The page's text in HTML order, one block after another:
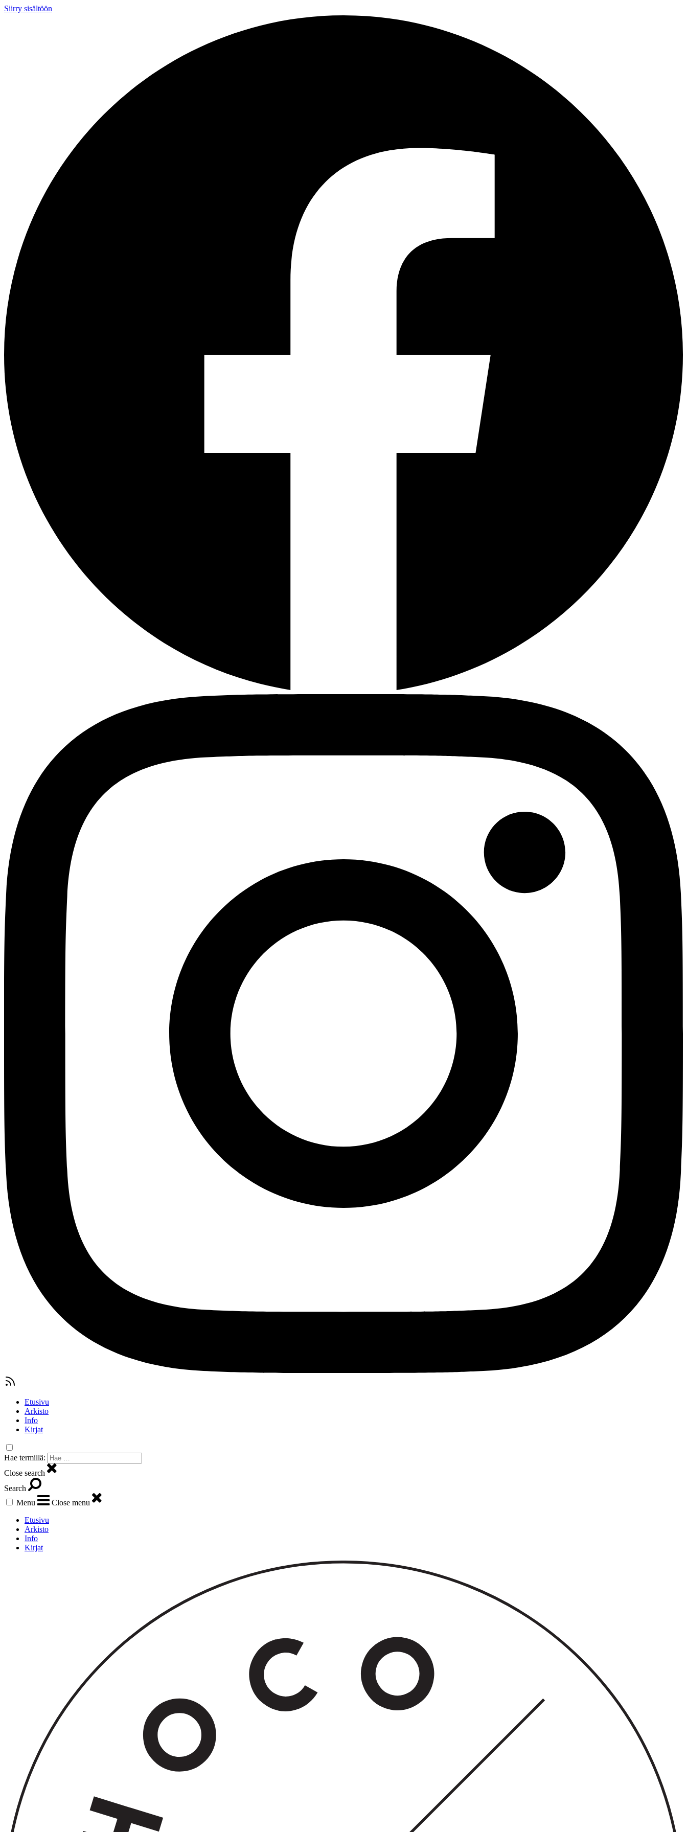
Siirry sisältöön
Etusivu
Arkisto
Info
Kirjat
Hae termillä:
Close search
Search
Menu
Close menu
Etusivu
Arkisto
Info
Kirjat